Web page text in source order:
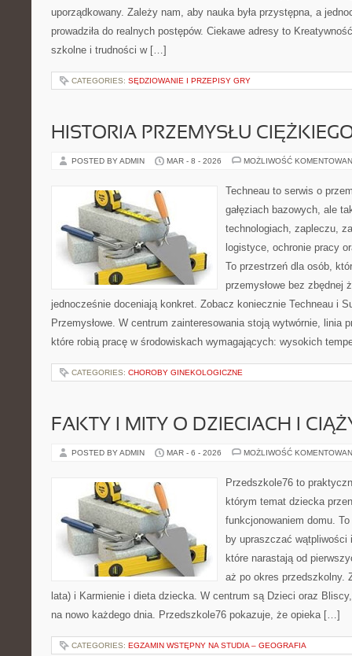
uporządkowany. Zależy nam, aby nauka była przystępna, a
prowadziła do realnych postępów. Ciekawe adresy to
szkolne i trudności w […]
CATEGORIES: SĘDZIOWANIE I PRZEPISY GRY
HISTORIA PRZEMYSŁU
POSTED BY ADMIN MAR - 8 - 2026 MOŻLIWOŚĆ
Techneau to serwis o
gałęziach bazowych, ale
technologiach, zapleczu,
logistyce, ochronie pracy
To przestrzeń dla osób,
przemysłowe bez zbędnej
jednocześnie doceniają konkret. Zobacz koniecznie Techneau i
Przemysłowe. W centrum zainteresowania stoją wytwórnie, linia
które robią pracę w środowiskach wymagających: wysokich
CATEGORIES: CHOROBY GINEKOLOGICZNE
FAKTY I MITY O DZIECIACH I
POSTED BY ADMIN MAR - 6 - 2026 MOŻLIWOŚĆ
Przedszkole76 to
którym temat dziecka
funkcjonowaniem domu.
by upraszczać wątpliwości
które narastają od
aż po okres przedszkolny.
lata) i Karmienie i dieta dziecka. W centrum są Dzieci oraz
na nowo każdego dnia. Przedszkole76 pokazuje, że opieka […]
CATEGORIES: EGZAMIN WSTĘPNY NA STUDIA – GEOGRAFIA